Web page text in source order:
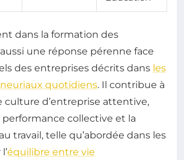
dans la formation des
une réponse pérenne face
des entreprises décrits dans les
quotidiens. Il contribue à
culture d’entreprise attentive,
collective et la
travail, telle qu’abordée dans les
équilibre entre vie